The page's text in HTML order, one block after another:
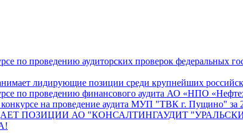
по проведению аудиторских проверок федеральных
лидирующие позиции среди крупнейших
по проведению финансового аудита АО «НПО
на проведение аудита МУП "ТВК г. Пущино" за
ПОЗИЦИИ АО "КОНСАЛТИНГАУДИТ